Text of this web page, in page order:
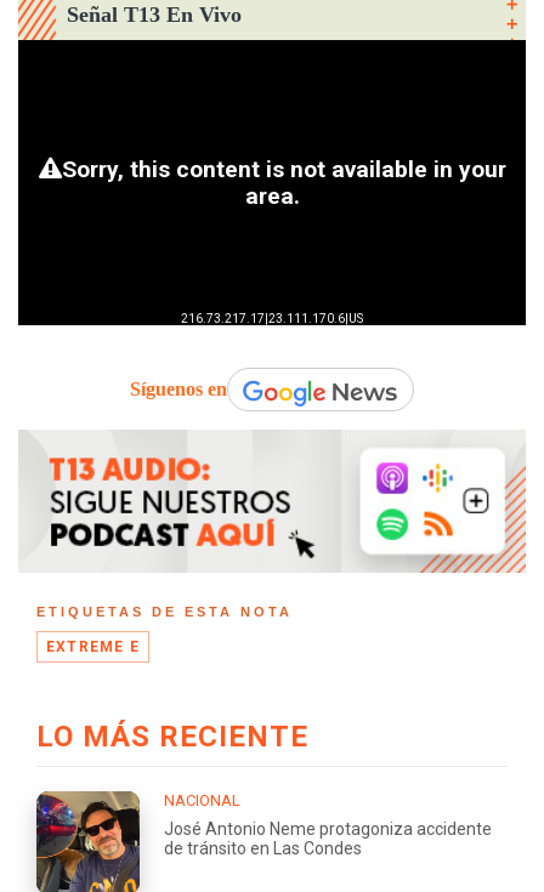
Señal T13 En Vivo
Síguenos en
ETIQUETAS DE ESTA NOTA
EXTREME E
LO MÁS RECIENTE
NACIONAL
José Antonio Neme protagoniza accidente
de tránsito en Las Condes